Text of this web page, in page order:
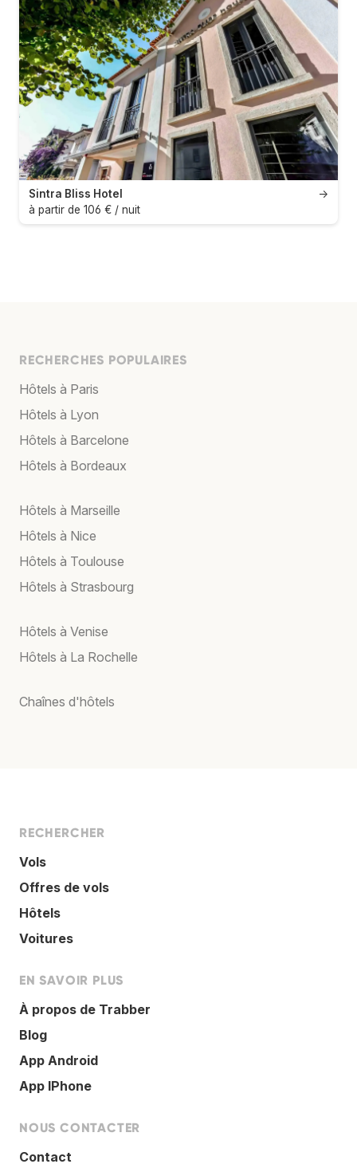
→
Sintra Bliss Hotel
à partir de 106 € / nuit
RECHERCHES POPULAIRES
Hôtels à Paris
Hôtels à Lyon
Hôtels à Barcelone
Hôtels à Bordeaux
Hôtels à Marseille
Hôtels à Nice
Hôtels à Toulouse
Hôtels à Strasbourg
Hôtels à Venise
Hôtels à La Rochelle
Chaînes d'hôtels
RECHERCHER
Vols
Offres de vols
Hôtels
Voitures
EN SAVOIR PLUS
À propos de Trabber
Blog
App Android
App IPhone
NOUS CONTACTER
Contact